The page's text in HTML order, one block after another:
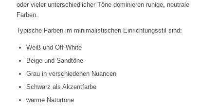
oder vieler unterschiedlicher Töne dominieren ruhige, neutrale
Farben.
Typische Farben im minimalistischen Einrichtungsstil sind:
Weiß und Off-White
Beige und Sandtöne
Grau in verschiedenen Nuancen
Schwarz als Akzentfarbe
warme Naturtöne